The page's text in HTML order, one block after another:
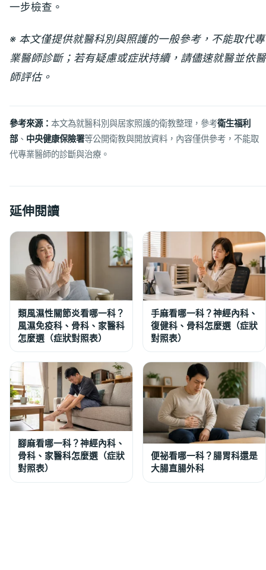
一步檢查。
※ 本文僅提供就醫科別與照護的一般參考，不能取代專
業醫師診斷；若有疑慮或症狀持續，請儘速就醫並依醫
師評估。
參考來源： 本文為就醫科別與居家照護的衛教整理，參考衛生福利
部 、 中央健康保險署等公開衛教與開放資料，內容僅供參考，不能取
代專業醫師的診斷與治療。
延伸閱讀
類風濕性關節炎看哪一科？
風濕免疫科、骨科、家醫科
怎麼選（症狀對照表）
手麻看哪一科？神經內科、
復健科、骨科怎麼選（症狀
對照表）
腳麻看哪一科？神經內科、
骨科、家醫科怎麼選（症狀
對照表）
便祕看哪一科？腸胃科還是
大腸直腸外科